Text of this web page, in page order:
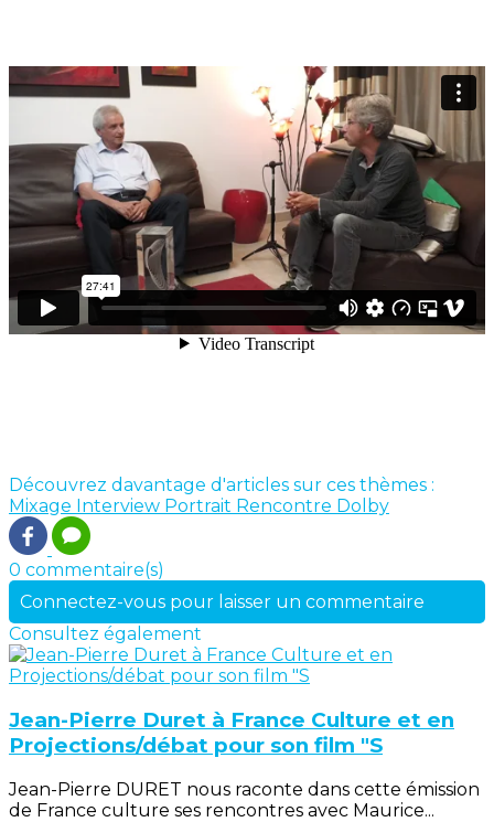
Découvrez davantage d'articles sur ces thèmes :
Mixage Interview Portrait Rencontre Dolby
0 commentaire(s)
Connectez-vous pour laisser un commentaire
Consultez également
Jean-Pierre Duret à France Culture et en
Projections/débat pour son film "S
Jean-Pierre DURET nous raconte dans cette émission
de France culture ses rencontres avec Maurice...